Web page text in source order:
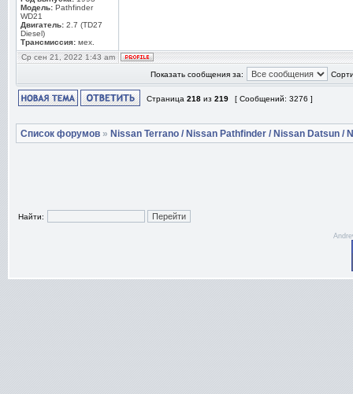
Модель: Pathfinder
WD21
Двигатель: 2.7 (TD27
Diesel)
Трансмиссия: мех.
Ср сен 21, 2022 1:43 am
Показать сообщения за:
Страница 218 из 219 [ Сообщений: 3276 ]
Список форумов » Nissan Terrano / Nissan Pathfinder / Nissan Datsun /
Найти: